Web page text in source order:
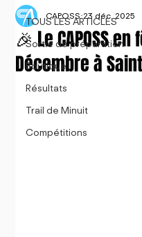
TOUS LES ARTICLES
Sortie de préparation
Boutique
Résultats
Trail de Minuit
Compétitions
🎉 Le CAPOSS
Décembre à
CAPOSS 23 déc. 2025